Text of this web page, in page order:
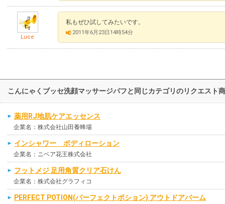
Luce
私もぜひ試してみたいです。
2011年6月23日14時54分
こんにゃくブッセ洗顔マッサージパフと同じカテゴリのリクエスト
薬用RJ地肌ケアエッセンス
企業名：株式会社山田養蜂場
インシャワー ボディローション
企業名：ニベア花王株式会社
フットメジ 足用角質クリア石けん
企業名：株式会社グラフィコ
PERFECT POTION(パーフェクトポション) アウトドアバーム